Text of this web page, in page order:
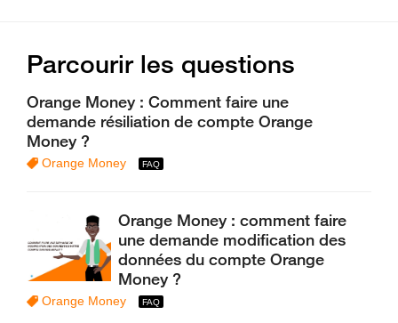
Parcourir les questions
Orange Money : Comment faire une
demande résiliation de compte Orange
Money ?
Orange Money
Orange Money : comment faire
une demande modification des
données du compte Orange
Money ?
Orange Money